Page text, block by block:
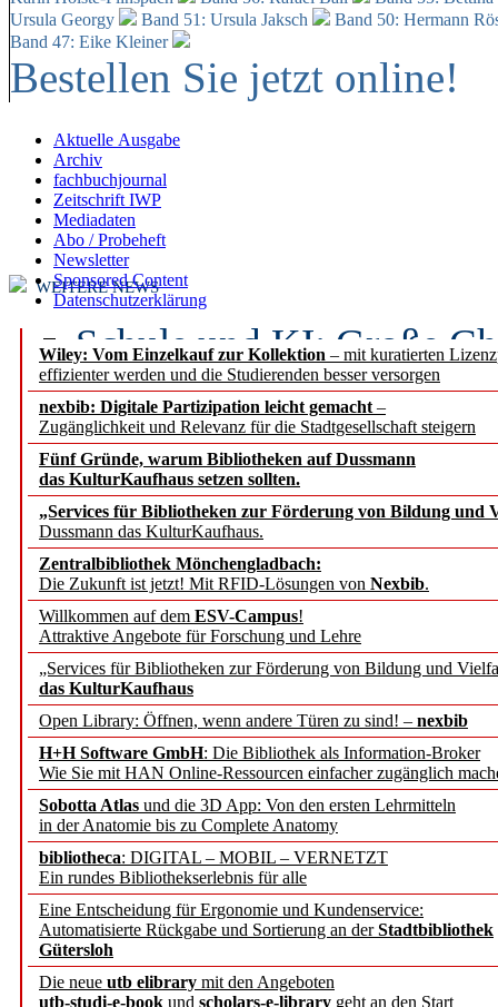
Ursula Georgy
Band 51: Ursula Jaksch Band 50: Hermann
Band 47: Eike Kleiner
Bestellen Sie jetzt online!
Aktuelle Ausgabe
Archiv
fachbuchjournal
Zeitschrift IWP
Mediadaten
Abo / Probeheft
Newsletter
Sponsored Content
Datenschutzerklärung
Wiley: Vom Einzelkauf zur Kollektion – mit kuratierten
effizienter werden und die Studierenden besser versorgen
nexbib: Digitale Partizipation leicht gemacht –
Zugänglichkeit und Relevanz für die Stadtgesellschaft steigern
Fünf Gründe, warum Bibliotheken auf Dussmann
das KulturKaufhaus setzen sollten.
„Services für Bibliotheken zur Förderung von Bildung und
Dussmann das KulturKaufhaus.
Zentralbibliothek Mönchengladbach:
Die Zukunft ist jetzt! Mit RFID-Lösungen von Nexbib.
Willkommen auf dem ESV-Campus!
Attraktive Angebote für Forschung und Lehre
„Services für Bibliotheken zur Förderung von Bildung und
das KulturKaufhaus
Open Library: Öffnen, wenn andere Türen zu sind! – nexbib
H+H Software GmbH: Die Bibliothek als Information-Broker
Wie Sie mit HAN Online-Ressourcen einfacher zugänglich
Sobotta Atlas und die 3D App: Von den ersten Lehrmitteln
in der Anatomie bis zu Complete Anatomy
bibliotheca: DIGITAL – MOBIL – VERNETZT
Ein rundes Bibliothekserlebnis für alle
Eine Entscheidung für Ergonomie und Kundenservice:
Automatisierte Rückgabe und Sortierung an derStadtbibliothek
Gütersloh
Die neue utb elibrary mit den Angeboten
utb-studi-e-book und scholars-e-library geht an den Start
WEITERE NEWS
Schule und KI: Große
Voraussetzungen
Erfolgreiches erstes
Segment Research –
angepasst
konstruktiv!
Mohr Siebeck
und die Zeitschrift für
Francke Attempto
EBSCO Information
Recherchefunktionen in
Sorbisches Institut neu
Geschichte und